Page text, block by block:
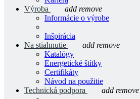
Výroba
add remove
Informácie o výrobe
Inšpirácia
Na stiahnutie
add remove
Katalógy
Energetické štítky
Certifikáty
Návod na použitie
Technická podpora
add remove